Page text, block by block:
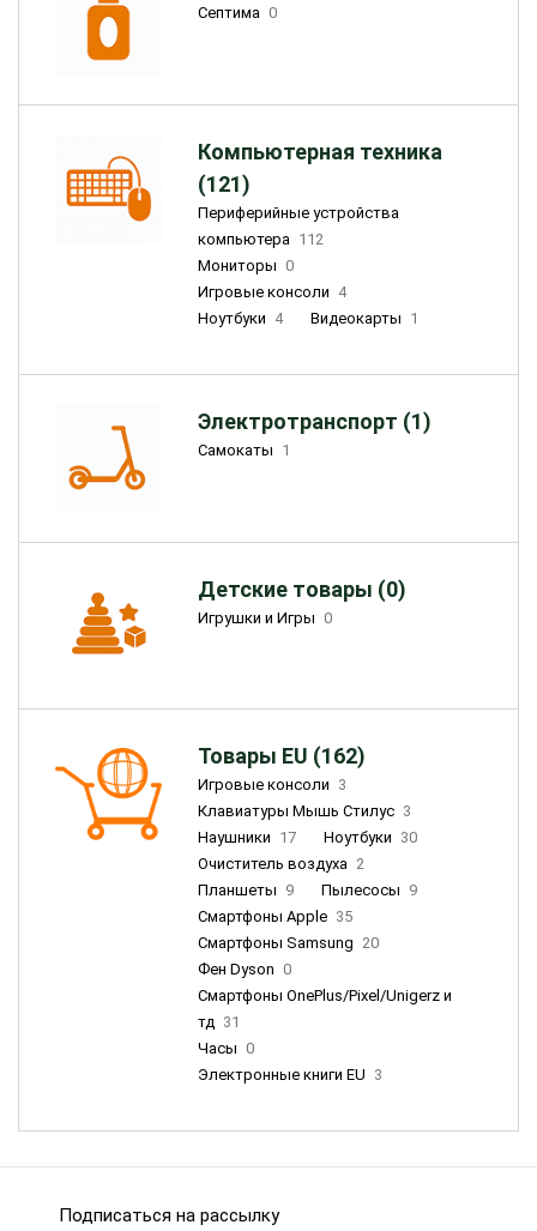
Септима 0
Компьютерная техника
(121)
Периферийные устройства
компьютера 112
Мониторы 0
Игровые консоли 4
Ноутбуки 4 Видеокарты 1
Электротранспорт (1)
Самокаты 1
Детские товары (0)
Игрушки и Игры 0
Товары EU (162)
Игровые консоли 3
Клавиатуры Мышь Стилус 3
Наушники 17 Ноутбуки 30
Очиститель воздуха 2
Планшеты 9 Пылесосы 9
Смартфоны Apple 35
Смартфоны Samsung 20
Фен Dyson 0
Смартфоны OnePlus/Pixel/Unigerz и
тд 31
Часы 0
Электронные книги EU 3
Подписаться на рассылку